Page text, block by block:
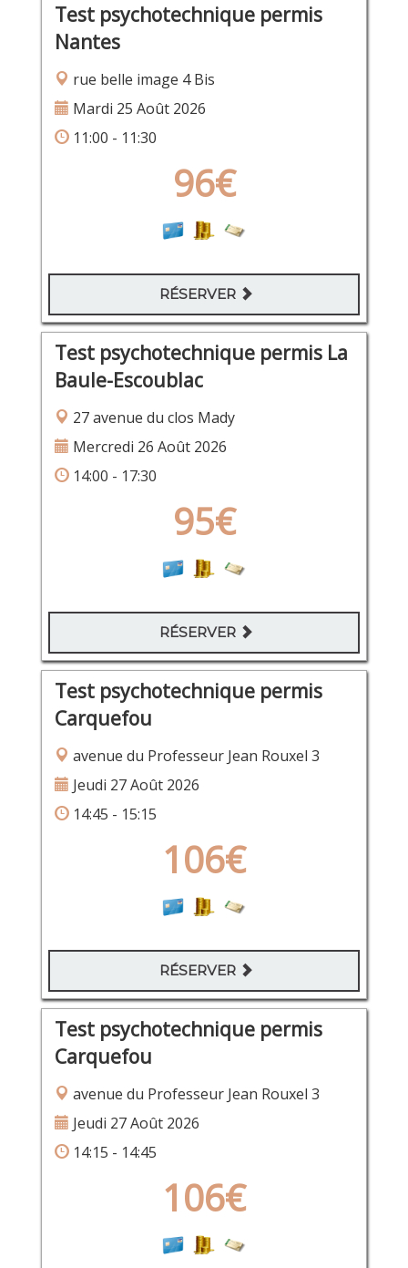
Test psychotechnique permis
Nantes
rue belle image 4 Bis
Mardi 25 Août 2026
11:00 - 11:30
96€
RÉSERVER
Test psychotechnique permis La
Baule-Escoublac
27 avenue du clos Mady
Mercredi 26 Août 2026
14:00 - 17:30
95€
RÉSERVER
Test psychotechnique permis
Carquefou
avenue du Professeur Jean Rouxel 3
Jeudi 27 Août 2026
14:45 - 15:15
106€
RÉSERVER
Test psychotechnique permis
Carquefou
avenue du Professeur Jean Rouxel 3
Jeudi 27 Août 2026
14:15 - 14:45
106€